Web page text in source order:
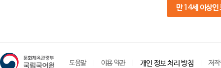
만 14세 이상인
도움말 이용 약관 개인 정보 처리 방침 저